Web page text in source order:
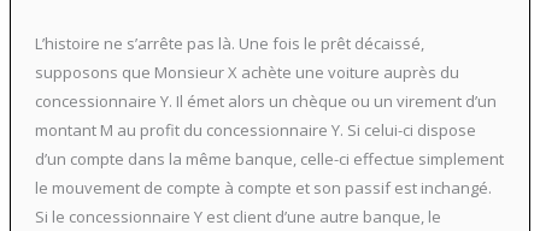
L’histoire ne s’arrête pas là. Une fois le prêt décaissé,
supposons que Monsieur X achète une voiture auprès du
concessionnaire Y. Il émet alors un chèque ou un virement d’un
montant M au profit du concessionnaire Y. Si celui-ci dispose
d’un compte dans la même banque, celle-ci effectue simplement
le mouvement de compte à compte et son passif est inchangé.
Si le concessionnaire Y est client d’une autre banque, le